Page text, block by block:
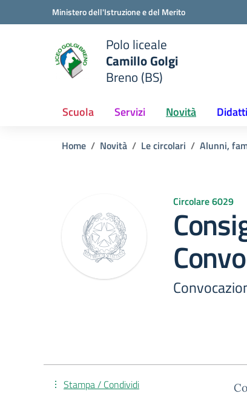
Vai ai contenuti
Vai al menu di navigazioneMinistero dell'Istruzione e del Merito
scuola
Polo liceale
Camillo Golgi
Breno (BS)
Scuola Servizi Novità
Home Novità Le circolari Alunni,
Circolare 6029
Stampa / Condividi